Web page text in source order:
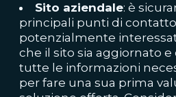
Sito aziendale: è
principali punti di
potenzialmente
che il sito sia aggiornato
tutte le informazioni
per fare una sua prima